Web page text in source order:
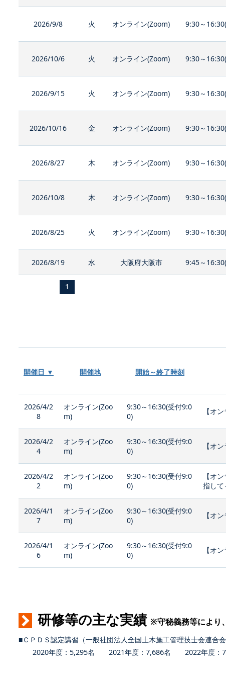
2026/9/8 火 オンライン(Zoom) 9:30～
2026/10/6 火 オンライン(Zoom) 9:30～
2026/9/15 火 オンライン(Zoom) 9:30～
2026/10/16 金 オンライン(Zoom) 9:30～
2026/8/27 木 オンライン(Zoom) 9:30～
2026/10/8 木 オンライン(Zoom) 9:30～
2026/8/25 火 オンライン(Zoom) 9:30～
2026/8/19 水 大阪府大阪市 9:45～
1
開催日 ▼ 開催地 開始～終了時刻
2026/4/2
8
オンライン(Zoo
m)
9:30～16:30(受付9:0
0)
【オ
2026/4/2
4
オンライン(Zoo
m)
9:30～16:30(受付9:0
0)
【オ
2026/4/2
2
オンライン(Zoo
m)
9:30～16:30(受付9:0
0)
【オ
指して
2026/4/1
7
オンライン(Zoo
m)
9:30～16:30(受付9:0
0)
【オ
2026/4/1
6
オンライン(Zoo
m)
9:30～16:30(受付9:0
0)
【オ
研修等の主な実績 ※守秘義務等により
■ＣＰＤＳ認定講習（一般社団法人全国土木施工管理技士会連合会
2020年度：5,295名 2021年度：7,686名 2022年度：